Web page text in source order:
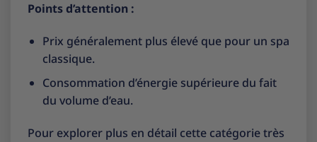
Points d’attention :
Prix généralement plus élevé que pour un spa
classique.
Consommation d’énergie supérieure du fait
du volume d’eau.
Pour explorer plus en détail cette catégorie très